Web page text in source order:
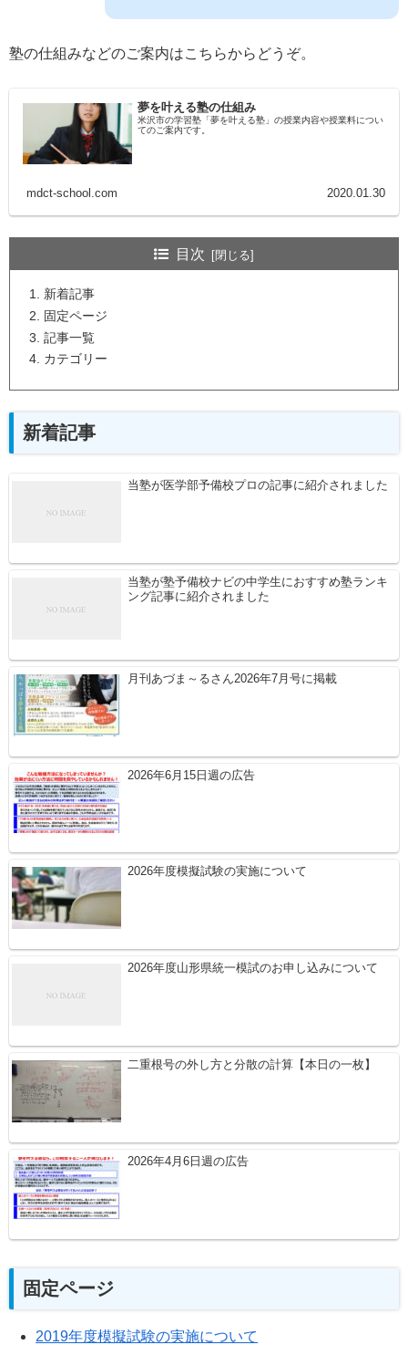
塾の仕組みなどのご案内はこちらからどうぞ。
夢を叶える塾の仕組み
米沢市の学習塾「夢を叶える塾」の授業内容や授業料につい
てのご案内です。
mdct-school.com 2020.01.30
目次
新着記事
固定ページ
記事一覧
カテゴリー
新着記事
当塾が医学部予備校プロの記事に紹介されました
当塾が塾予備校ナビの中学生におすすめ塾ランキ
ング記事に紹介されました
月刊あづま～るさん2026年7月号に掲載
2026年6月15日週の広告
2026年度模擬試験の実施について
2026年度山形県統一模試のお申し込みについて
二重根号の外し方と分散の計算【本日の一枚】
2026年4月6日週の広告
固定ページ
2019年度模擬試験の実施について